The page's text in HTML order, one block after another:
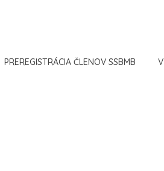
PREREGISTRÁCIA ČLENOV SSBMB